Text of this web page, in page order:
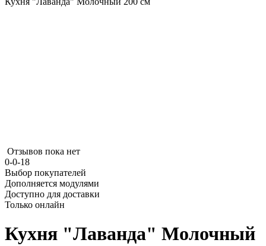
Отзывов пока нет
0-0-18
Выбор покупателей
Дополняется модулями
Доступно для доставки
Только онлайн
Кухня "Лаванда" Молочный